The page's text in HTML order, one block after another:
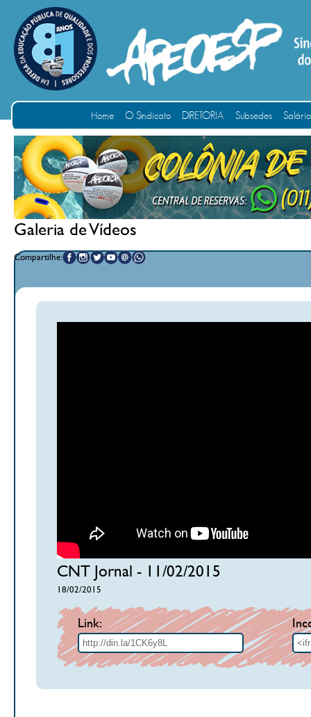
Home O Sindicato DIRETORIA Subsedes
Galeria de Vídeos
Compartilhe:
CNT Jornal - 11/02/2015
18/02/2015
Link: